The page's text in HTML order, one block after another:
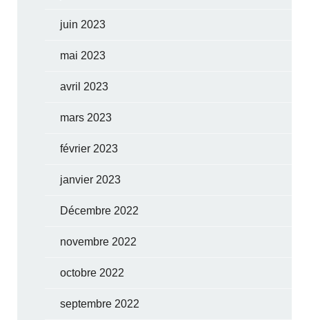
juin 2023
mai 2023
avril 2023
mars 2023
février 2023
janvier 2023
Décembre 2022
novembre 2022
octobre 2022
septembre 2022